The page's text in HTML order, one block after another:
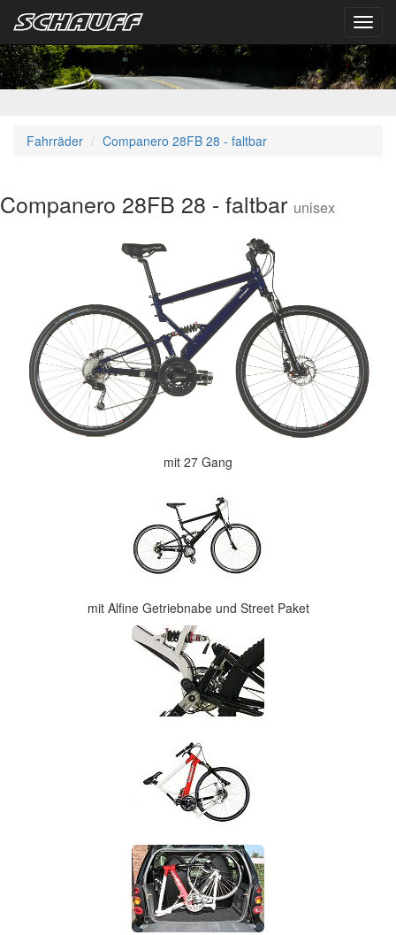
Fahrräder Companero 28FB 28 - faltbar
Companero 28FB 28 - faltbar unisex
mit 27 Gang
mit Alfine Getriebnabe und Street Paket